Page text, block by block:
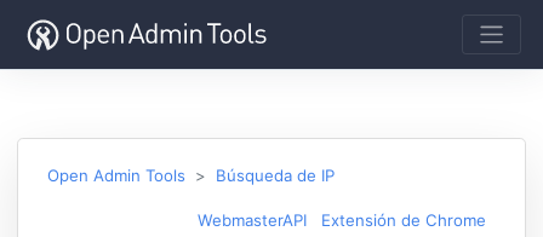
Open Admin Tools Búsqueda de IP
WebmasterAPI
Extensión de Chrome